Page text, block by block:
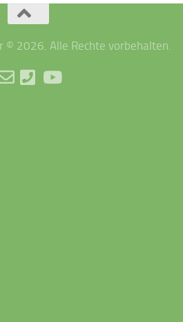
© 2026. Alle Rechte vorbehalten.